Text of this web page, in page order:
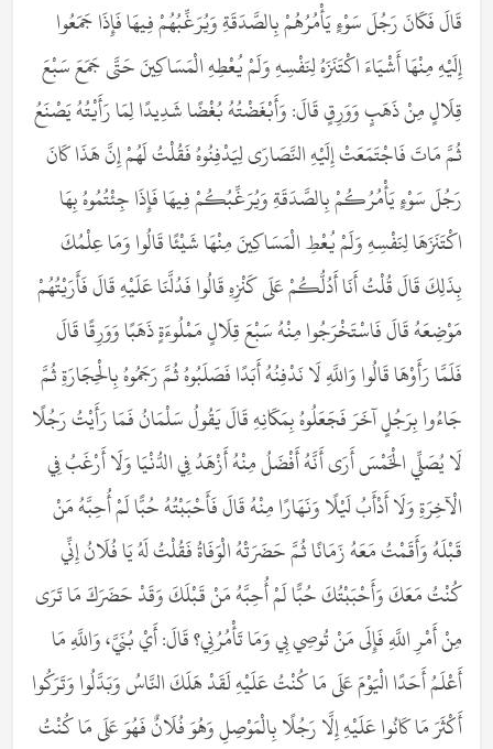
قَالَ فَكَانَ رَجُلَ سَوْءٍ يَأْمُرُهُمْ بِالصَّدَقَةِ وَيُرَغِّبُهُمْ فِيهَا فَإِذَا جَمَعُوا
إِلَيْهِ مِنْهَا أَشْيَاءَ اكْتَنَزَهُ لِنَفْسِهِ وَلَمْ يُعْطِهِ الْمَسَاكِينَ حَتَّى جَمَعَ سَبْعَ
قِلَالٍ مِنْ ذَهَبٍ وَوَرِقٍ قَالَ: وَأَبْغَضْتُهُ بُغْضًا شَدِيدًا لِمَا رَأَيْتُهُ يَصْنَعُ
ثُمَّ مَاتَ فَاجْتَمَعَتْ إِلَيْهِ النَّصَارَى لِيَدْفِنُوهُ فَقُلْتُ لَهُمْ إِنَّ هَذَا كَانَ
رَجُلَ سَوْءٍ يَأْمُرُكُمْ بِالصَّدَقَةِ وَيُرَغِّبُكُمْ فِيهَا فَإِذَا جِئْتُمُوهُ بِهَا
اكْتَنَزَهَا لِنَفْسِهِ وَلَمْ يُعْطِ الْمَسَاكِينَ مِنْهَا شَيْئًا قَالُوا وَمَا عِلْمُكَ
بِذَلِكَ قَالَ قُلْتُ أَنَا أَدُلُّكُمْ عَلَى كَنْزِهِ قَالُوا فَدُلَّنَا عَلَيْهِ قَالَ فَأَرَيْتُهُمْ
مَوْضِعَهُ قَالَ فَاسْتَخْرَجُوا مِنْهُ سَبْعَ قِلَالٍ مَمْلُوءَةٍ ذَهَبًا وَوَرِقًا قَالَ
فَلَمَّا رَأَوْهَا قَالُوا وَاللَّهِ لَا نَدْفِنُهُ أَبَدًا فَصَلَبُوهُ ثُمَّ رَجَمُوهُ بِالْحِجَارَةِ ثُمَّ
جَاءُوا بِرَجُلٍ آخَرَ فَجَعَلُوهُ بِمَكَانِهِ قَالَ يَقُولُ سَلْمَانُ فَمَا رَأَيْتُ رَجُلًا
لَا يُصَلِّي الْخَمْسَ أَرَى أَنَّهُ أَفْضَلُ مِنْهُ أَزْهَدُ فِي الدُّنْيَا وَلَا أَرْغَبُ فِي
الْآخِرَةِ وَلَا أَدْأَبُ لَيْلًا وَنَهَارًا مِنْهُ قَالَ فَأَحْبَبْتُهُ حُبًّا لَمْ أُحِبَّهُ مَنْ
قَبْلَهُ وَأَقَمْتُ مَعَهُ زَمَانًا ثُمَّ حَضَرَتْهُ الْوَفَاةُ فَقُلْتُ لَهُ يَا فُلَانُ إِنِّي
كُنْتُ مَعَكَ وَأَحْبَبْتُكَ حُبًّا لَمْ أُحِبَّهُ مَنْ قَبْلَكَ وَقَدْ حَضَرَكَ مَا تَرَى
مِنْ أَمْرِ اللَّهِ فَإِلَى مَنْ تُوصِي بِي وَمَا تَأْمُرُنِي؟ قَالَ: أَيْ بُنَيَّ، وَاللَّهِ مَا
أَعْلَمُ أَحَدًا الْيَوْمَ عَلَى مَا كُنْتُ عَلَيْهِ لَقَدْ هَلَكَ النَّاسُ وَبَدَّلُوا وَتَرَكُوا
أَكْثَرَ مَا كَانُوا عَلَيْهِ إِلَّا رَجُلًا بِالْمَوْصِلِ وَهُوَ فُلَانٌ فَهُوَ عَلَى مَا كُنْتُ